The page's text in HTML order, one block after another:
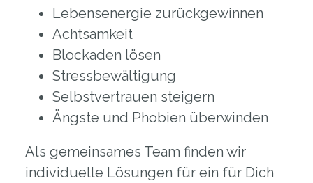
Lebensenergie zurückgewinnen
Achtsamkeit
Blockaden lösen
Stressbewältigung
Selbstvertrauen steigern
Ängste und Phobien überwinden
Als gemeinsames Team finden wir
individuelle Lösungen für ein für Dich